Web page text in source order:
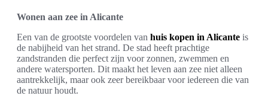
Wonen aan zee in Alicante
Een van de grootste voordelen van huis kopen in Alicante is
de nabijheid van het strand. De stad heeft prachtige
zandstranden die perfect zijn voor zonnen, zwemmen en
andere watersporten. Dit maakt het leven aan zee niet alleen
aantrekkelijk, maar ook zeer bereikbaar voor iedereen die van
de natuur houdt.